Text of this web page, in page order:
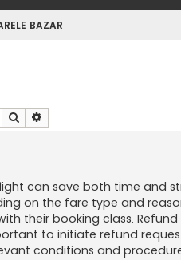
BAZAR
Căutare
can save both time and
on the fare type and
their booking class.
to initiate refund
conditions and